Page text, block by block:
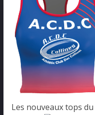
Les nouveaux tops